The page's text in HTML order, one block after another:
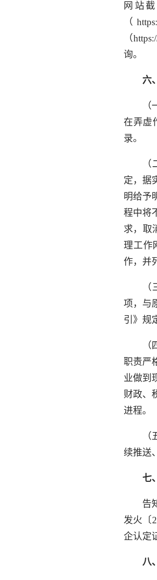
网站
（
（
询。
六
在弄虚
录。
定，据
明给予
程中将
求，取
理工作
作，并
项，与
引》规
职责严
业做到
财政、
进程。
续推送
七
告
发火〔
企认定
八